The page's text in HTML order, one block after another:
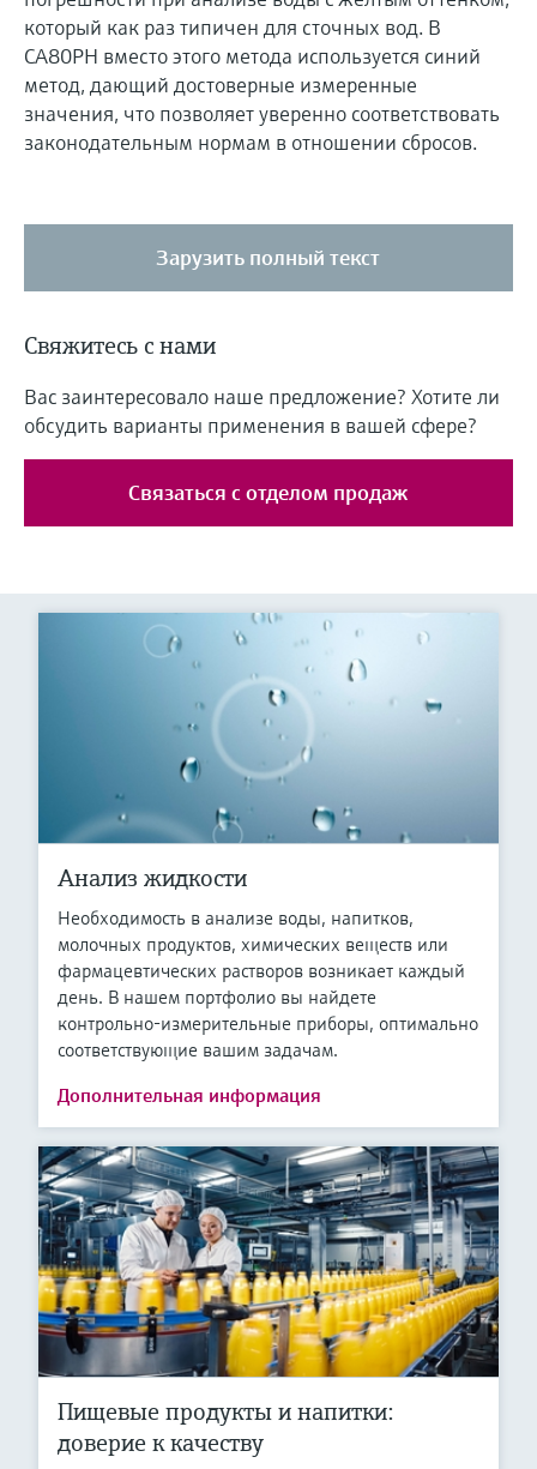
который как раз типичен для сточных вод. В
CA80PH вместо этого метода используется синий
метод, дающий достоверные измеренные
значения, что позволяет уверенно соответствовать
законодательным нормам в отношении сбросов.
Зарузить полный текст
Свяжитесь с нами
Вас заинтересовало наше предложение? Хотите ли
обсудить варианты применения в вашей сфере?
Связаться с отделом продаж
Анализ жидкости
Необходимость в анализе воды, напитков,
молочных продуктов, химических веществ или
фармацевтических растворов возникает каждый
день. В нашем портфолио вы найдете
контрольно-измерительные приборы, оптимально
соответствующие вашим задачам.
Дополнительная информация
Пищевые продукты и напитки:
доверие к качеству